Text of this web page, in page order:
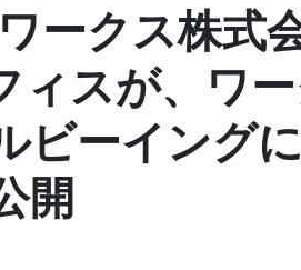
ークス株式
スが、ワー
ビーイング
開